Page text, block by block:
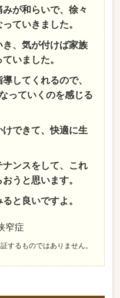
が和らいで、徐々
ていきました。
、気が付けば家族
いました。
してくれるので、
っていくのを感じる
できて、快適に生
ンスをして、これ
うと思います。
と良いですよ。
症
するものではありません。